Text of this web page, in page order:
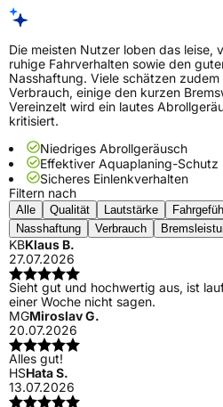
Die meisten Nutzer loben das leise,
ruhige Fahrverhalten sowie den
Nasshaftung. Viele schätzen
Verbrauch, einige den kurzen
Vereinzelt wird ein lautes
kritisiert.
Niedriges Abrollgeräusch
Effektiver Aquaplaning-Schutz
Sicheres Einlenkverhalten
Filtern nach
Alle Qualität Lautstärke Fahrgefühl
Nasshaftung
Verbrauch
KBKlaus B.
27.07.2026
Sieht gut und hochwertig aus, ist
einer Woche nicht sagen.
MGMiroslav G.
20.07.2026
Alles gut!
HSHata S.
13.07.2026